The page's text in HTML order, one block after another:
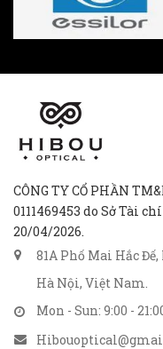
CÔNG TY CỔ PHẦN
0111469453 do Sở Tài
20/04/2026.
81A Phố Mai Hắc
Hà Nội, Việt Nam.
Mon - Sun: 9:00 -